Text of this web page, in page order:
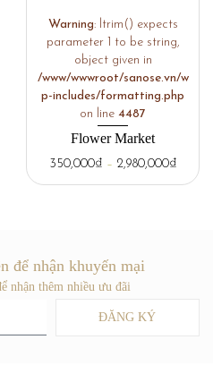
Warning: ltrim() expects
parameter 1 to be string,
object given in
/www/wwwroot/sanose.vn/w
p-includes/formatting.php
on line 4487
Flower Market
350,000₫ – 2,980,000₫
để nhận khuyến mại
nhận thêm nhiều ưu đãi
ĐĂNG KÝ